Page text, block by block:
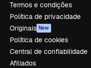
Termos e condições
Política de privacidade
Originais New
Política de cookies
Central de confiabilidade
Afiliados